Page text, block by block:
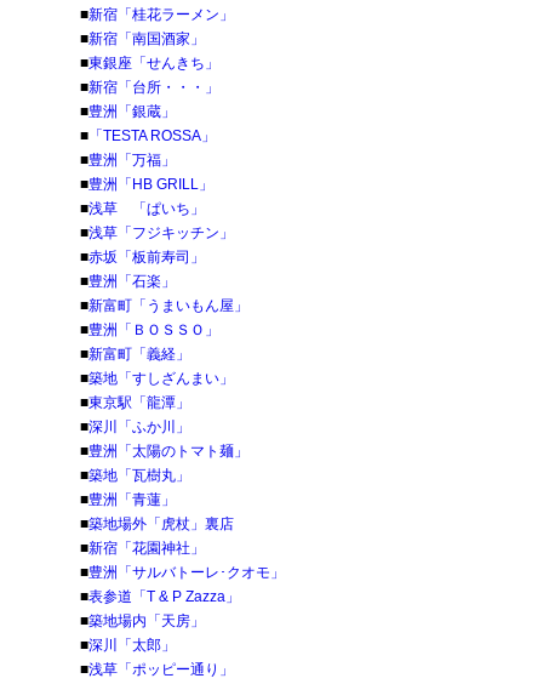
■新宿「桂花ラーメン」
■新宿「南国酒家」
■東銀座「せんきち」
■新宿「台所・・・」
■豊洲「銀蔵」
■「TESTA ROSSA」
■豊洲「万福」
■豊洲「HB GRILL」
■浅草 「ぱいち」
■浅草「フジキッチン」
■赤坂「板前寿司」
■豊洲「石楽」
■新富町「うまいもん屋」
■豊洲「ＢＯＳＳＯ」
■新富町「義経」
■築地「すしざんまい」
■東京駅「龍潭」
■深川「ふか川」
■豊洲「太陽のトマト麺」
■築地「瓦樹丸」
■豊洲「青蓮」
■築地場外「虎杖」裏店
■新宿「花園神社」
■豊洲「サルバトーレ･クオモ」
■表参道「T & P Zazza」
■築地場内「天房」
■深川「太郎」
■浅草「ポッピー通り」